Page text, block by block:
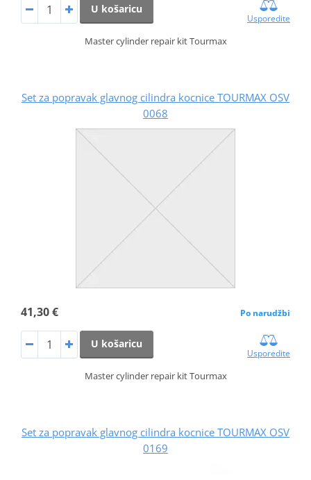
U košaricu
Usporedite
Master cylinder repair kit Tourmax
Set za popravak glavnog cilindra kocnice TOURMAX OSV
0068
41,30 € Po narudžbi
U košaricu
Usporedite
Master cylinder repair kit Tourmax
Set za popravak glavnog cilindra kocnice TOURMAX OSV
0169